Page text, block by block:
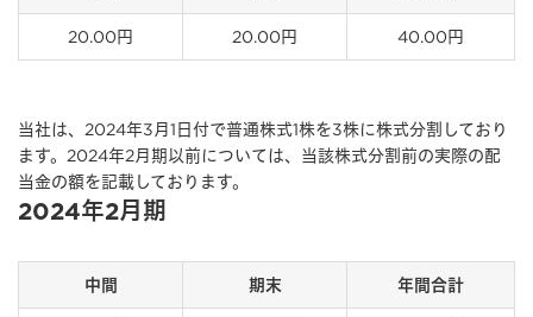
20.00円 20.00円 40.00円
当社は、2024年3月1日付で普通株式1株を3株に株式分割しており
ます。2024年2月期以前については、当該株式分割前の実際の配
当金の額を記載しております。
2024年2月期
中間 期末 年間合計